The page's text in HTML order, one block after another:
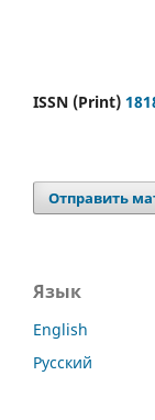
ISSN (Print)
Отправить
Язык
English
Русский